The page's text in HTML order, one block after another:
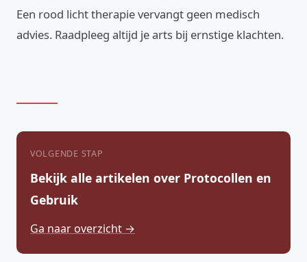
Een rood licht therapie vervangt geen medisch
advies. Raadpleeg altijd je arts bij ernstige klachten.
VOLGENDE STAP
Bekijk alle artikelen over Protocollen en
Gebruik
Ga naar overzicht →